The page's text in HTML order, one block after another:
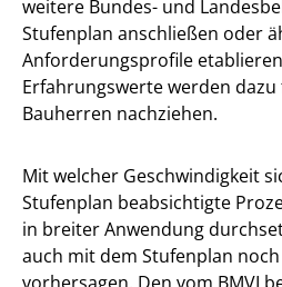
weitere Bundes- und
Stufenplan anschließen oder
Anforderungsprofile
Erfahrungswerte werden
Bauherren nachziehen.
Mit welcher Geschwindigkeit
Stufenplan beabsichtigte
in breiter Anwendung
auch mit dem Stufenplan